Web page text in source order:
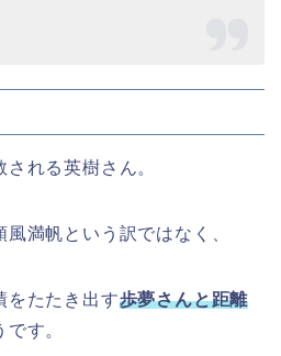
れる英樹さん。
満帆という訳ではなく、
をたたき出す歩夢さんと距離
です。